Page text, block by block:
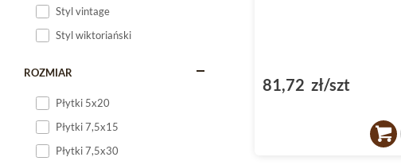
Styl vintage
Styl wiktoriański
ROZMIAR
Płytki 5x20
Płytki 7,5x15
Płytki 7,5x30
81,72 zł/szt